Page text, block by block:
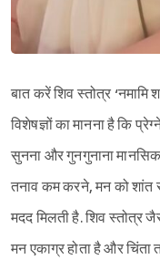
बात करें शिव स्तोत्र
विशेषज्ञों का मानना है कि
सुनना और गुनगुनाना
तनाव कम करने, मन को
मदद मिलती है. शिव स्तोत्र
मन एकाग्र होता है और